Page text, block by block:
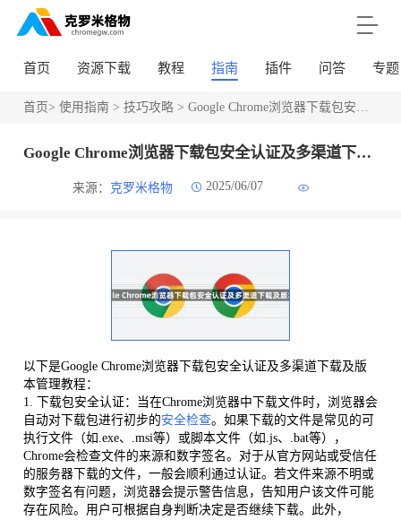
首页 资源下载 教程 指南 插件 问答 专题
首页> 使用指南 > 技巧攻略> Google Chrome浏览器下载包安全认证及多渠道下载及版本管理
Google Chrome浏览器下载包安全认证及多渠道下载及版本管理
来源： 克罗米格物 2025/06/07
以下是Google Chrome浏览器下载包安全认证及多渠道下载及版
本管理教程：
1. 下载包安全认证：当在Chrome浏览器中下载文件时，浏览器会
自动对下载包进行初步的安全检查。如果下载的文件是常见的可
执行文件（如.exe、.msi等）或脚本文件（如.js、.bat等），
Chrome会检查文件的来源和数字签名。对于从官方网站或受信任
的服务器下载的文件，一般会顺利通过认证。若文件来源不明或
数字签名有问题，浏览器会提示警告信息，告知用户该文件可能
存在风险。用户可根据自身判断决定是否继续下载。此外，